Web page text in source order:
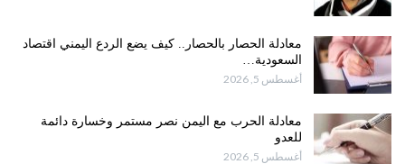
معادلة الحصار بالحصار.. كيف يضع الردع اليمني اقتصاد
السعودية…
أغسطس 5, 2026
معادلة الحرب مع اليمن نصر مستمر وخسارة دائمة
للعدو
أغسطس 5, 2026